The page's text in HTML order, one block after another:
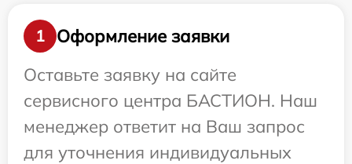
1
Оформление заявки
Оставьте заявку на сайте
сервисного центра БАСТИОН. Наш
менеджер ответит на Ваш запрос
для уточнения индивидуальных